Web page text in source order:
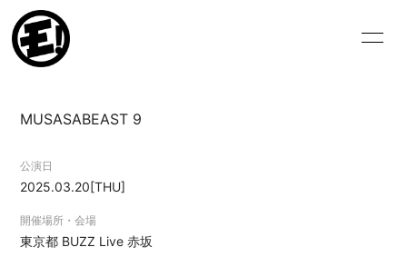
SCHEDULE
BIOGRAPHY
BLOG
MUSASABEAST 9
公演日
2025.03.20[THU]
開催場所・会場
東京都 BUZZ Live 赤坂